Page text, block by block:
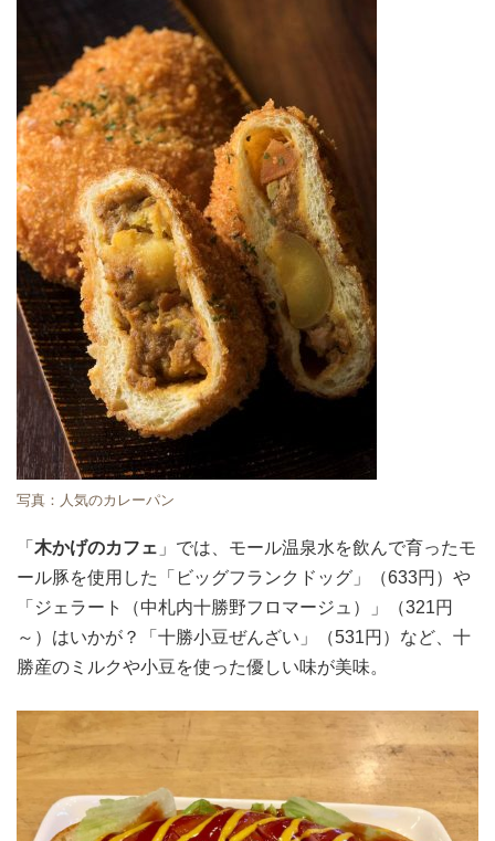
写真：人気のカレーパン
「 木かげのカフェ 」では、モール温泉水を飲んで育ったモ
ール豚を使用した「ビッグフランクドッグ」（633円）や
「ジェラート（中札内十勝野フロマージュ）」（321円
～）はいかが？「十勝小豆ぜんざい」（531円）など、十
勝産のミルクや小豆を使った優しい味が美味。